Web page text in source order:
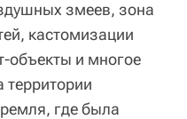
змеев, зона
кастомизации
объекты и многое
территории
где была